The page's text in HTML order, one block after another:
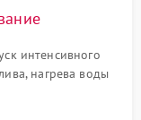
интенсивного
нагрева воды
шумов,
в поддоне.